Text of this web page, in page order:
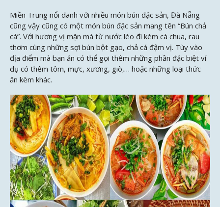
Miền Trung nổi danh với nhiều món bún đặc sản, Đà Nẵng
cũng vậy cũng có một món bún đặc sản mang tên “Bún chả
cá”. Với hương vị mặn mà từ nước lèo đi kèm cà chua, rau
thơm cùng những sợi bún bột gạo, chả cá đậm vị. Tùy vào
địa điểm mà bạn ăn có thể gọi thêm những phần đặc biệt ví
dụ có thêm tôm, mực, xương, giò,… hoặc những loại thức
ăn kèm khác.